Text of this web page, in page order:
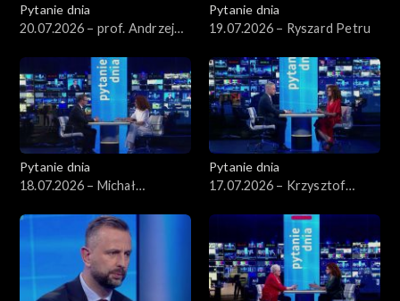
Pytanie dnia
20.07.2026 – prof. Andrzej
Pytanie dnia
19.07.2026 – Ryszard Petru
Pytanie dnia
18.07.2026 – Michał
Pytanie dnia
17.07.2026 – Krzysztof